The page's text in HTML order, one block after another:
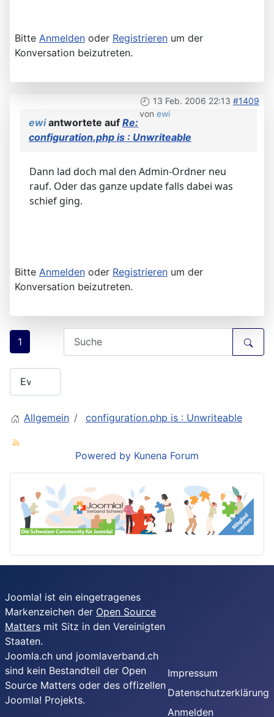
Bitte Anmelden oder Registrieren um der
Konversation beizutreten.
13 Feb. 2006 22:13 #1409
von ewi
ewiantwortete auf Re:
configuration.php is : Unwriteable
Dann lad doch mal den Admin-Ordner neu
rauf. Oder das ganze update falls dabei was
schief ging.
Bitte Anmelden oder Registrieren um der
Konversation beizutreten.
1
Allgemein configuration.php is : Unwriteable
Powered by Kunena Forum
Joomla! ist ein eingetragenes
Markenzeichen der Open Source
Matters mit Sitz in den Vereinigten
Staaten.
Joomla.ch und joomlaverband.ch
sind kein Bestandteil der Open
Source Matters oder des offizellen
Joomla! Projekts.
Impressum
Datenschutzerklärung
Anmelden